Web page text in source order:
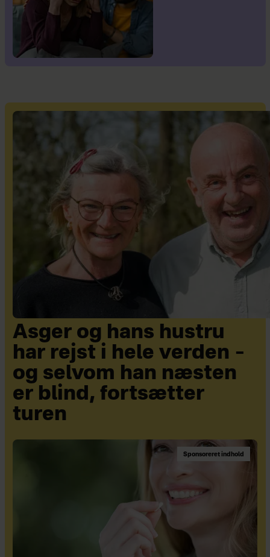
Asger og hans hustru
har rejst i hele verden –
og selvom han næsten
er blind, fortsætter
turen
Sponsoreret indhold